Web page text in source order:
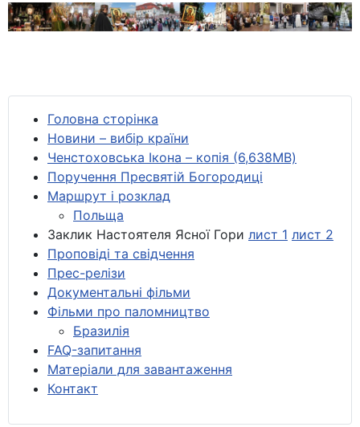
Головна сторінка
Новини – вибір країни
Ченстоховська Ікона – копія (6,638MB)
Поручення Пресвятій Богородиці
Маршрут і розклад
Польща
Заклик Настоятеля Ясної Гори лист 1 лист 2
Проповіді та свідчення
Прес-релізи
Документальні фільми
Фільми про паломництво
Бразилія
FAQ-запитання
Матеріали для завантаження
Контакт